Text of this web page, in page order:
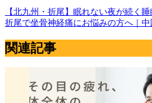
【北九州・折尾】眠れない夜が続く
折尾で坐骨神経痛にお悩みの方へ｜
関連記事